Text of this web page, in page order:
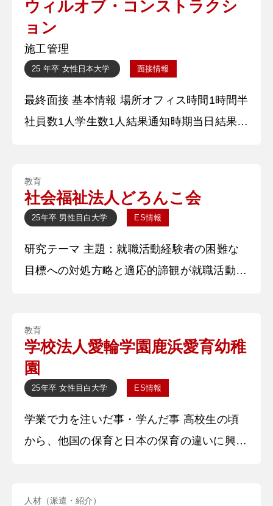
で進めていくか、パワーポイントで手順を図
式化し、またどのような情報が必要かを全員
で話し合いを重ねました。円滑に作業を行う
ために、各々の得意分野を理解し、作業の効
率化を図り継続した事で、チームの
ウィルオブ・コンストラクシ
ョン
施工管理
25 年卒 女性 日本大学 面接情報
最終面接 基本情報 場所オフィス時間1時間半
社員数1人学生数1人結果通知時期当日結果通
す。本日は貴重なお時間設けてくださりあり
がとうございます。よろしくお願いいたしま
す。 【深掘質問】 学生時代に部活やサーク
ルには入っていましたか。 【深堀質問回
答】 部活動や
教育
社会福祉法人どろんこ会
25年卒 男性目白大学 ES情報
研究テーマ 主題：就職活動経験者の困難な
目標への対処方略と適応的諦観が就職活動・
を対象に、目標を調整したり、自身の状況を
顧みることが就職活動の諸状況においてどの
ような影響を与えるのか検討しました。就職
活動期の大学生は、将来に対する否定的な見
通しや絶望感などから、就職不安を抱えて活
動に困難さを抱えていると
教育
学校法人愛輪学園鹿浜愛育幼稚
園
25年卒 女性目白大学 ES情報
学業で力を注いだ事・学んだ事 高校生の頃
から、他国の保育と日本の保育の違いに興味
人材（派遣・紹介）